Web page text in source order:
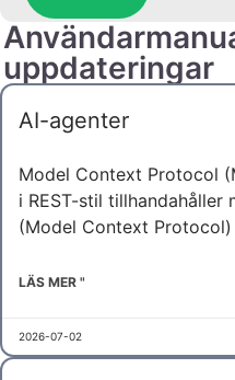
uppdateringar
AI-agenter
Model Context Protocol
i REST-stil tillhandahåller
(Model Context Protocol)
LÄS MER "
2026-07-02